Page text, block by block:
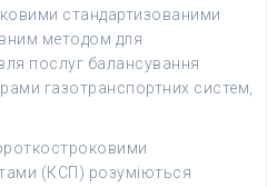
стандартизованими
методом для
послуг балансування
газотранспортних систем,
(КСП) розуміються